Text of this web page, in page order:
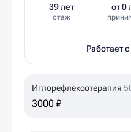
39 лет
стаж
от 0
Работает
Иглорефлексотерапия
3000 ₽